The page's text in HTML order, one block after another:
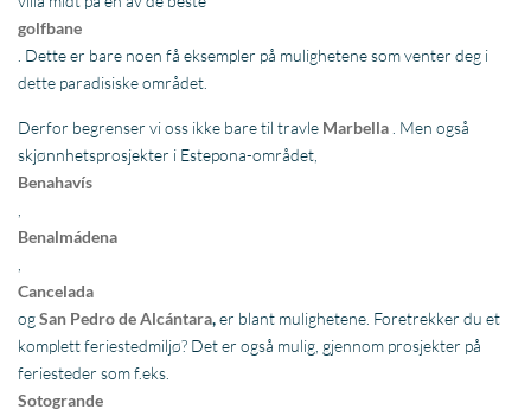
golfbane
. Dette er bare noen få eksempler på mulighetene som venter deg i
dette paradisiske området.
Derfor begrenser vi oss ikke bare til travle Marbella . Men også
skjønnhetsprosjekter i Estepona-området,
Benahavís
Benalmádena
Cancelada
ogSan Pedro de Alcántara,er blant mulighetene. Foretrekker du et
komplett feriestedmiljø? Det er også mulig, gjennom prosjekter på
feriesteder som f.eks.
Sotogrande